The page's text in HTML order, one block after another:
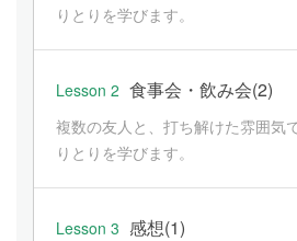
りとりを学びます。
Lesson 2 食事会・飲み会(2)
複数の友人と、打ち解けた雰囲気
りとりを学びます。
Lesson 3 感想(1)